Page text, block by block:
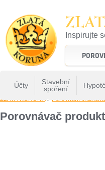
Inspirujte
22 let
Účty
Stavební
spoření
ZLATÁ KORUNA» Porovnání
Porovnávač